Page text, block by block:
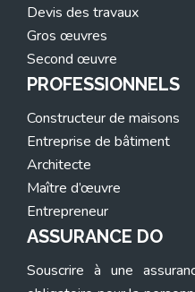
Devis des travaux
Gros œuvres
Second œuvre
PROFESSIONNELS
Constructeur de maisons
Entreprise de bâtiment
Architecte
Maître d’œuvre
Entrepreneur
ASSURANCE DO
Souscrire à une